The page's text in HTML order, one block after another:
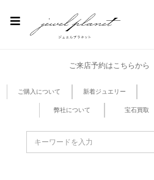
ご来店予約はこちらから
ご購入について 新着ジュエリー
弊社について 宝石買取